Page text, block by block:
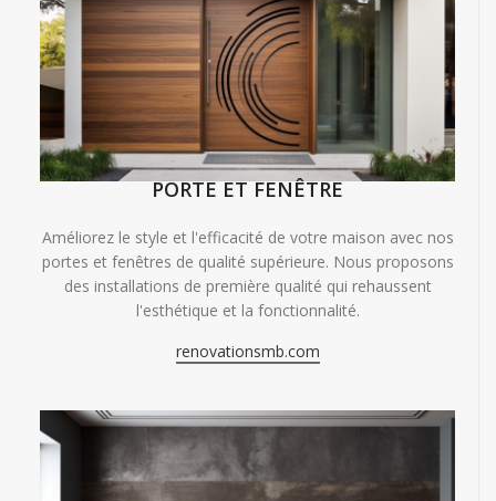
PORTE ET FENÊTRE
Améliorez le style et l'efficacité de votre maison avec nos
portes et fenêtres de qualité supérieure. Nous proposons
des installations de première qualité qui rehaussent
l'esthétique et la fonctionnalité.
renovationsmb.com